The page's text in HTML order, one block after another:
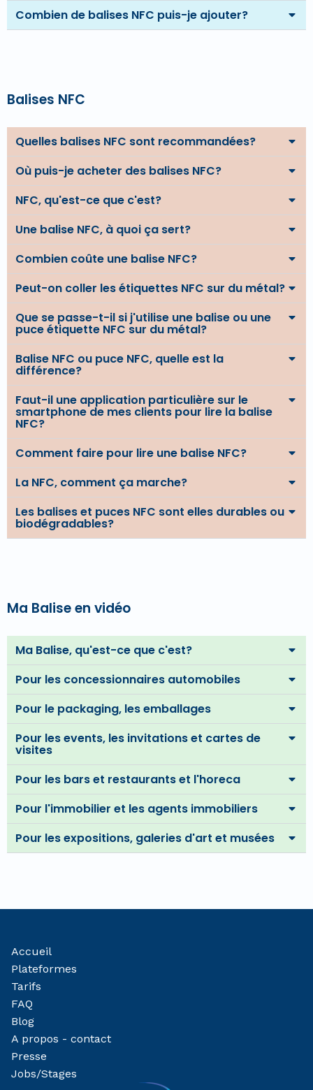
Combien de balises NFC puis-je ajouter?
Balises NFC
Quelles balises NFC sont recommandées?
Où puis-je acheter des balises NFC?
NFC, qu'est-ce que c'est?
Une balise NFC, à quoi ça sert?
Combien coûte une balise NFC?
Peut-on coller les étiquettes NFC sur du métal?
Que se passe-t-il si j'utilise une balise ou une
puce étiquette NFC sur du métal?
Balise NFC ou puce NFC, quelle est la
différence?
Faut-il une application particulière sur le
smartphone de mes clients pour lire la balise
NFC?
Comment faire pour lire une balise NFC?
La NFC, comment ça marche?
Les balises et puces NFC sont elles durables ou
biodégradables?
Ma Balise en vidéo
Ma Balise, qu'est-ce que c'est?
Pour les concessionnaires automobiles
Pour le packaging, les emballages
Pour les events, les invitations et cartes de
visites
Pour les bars et restaurants et l'horeca
Pour l'immobilier et les agents immobiliers
Pour les expositions, galeries d'art et musées
Accueil
Plateformes
Tarifs
FAQ
Blog
A propos - contact
Presse
Jobs/Stages